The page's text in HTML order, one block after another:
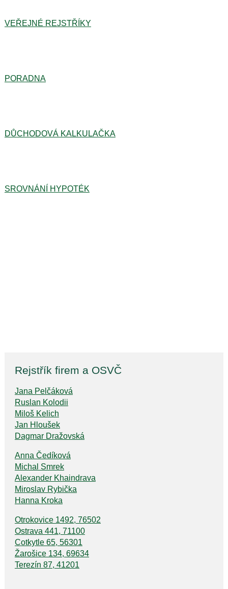
VEŘEJNÉ REJSTŘÍKY
PORADNA
DŮCHODOVÁ KALKULAČKA
SROVNÁNÍ HYPOTÉK
Rejstřík firem a OSVČ
Jana Pelčáková
Ruslan Kolodii
Miloš Kelich
Jan Hloušek
Dagmar Dražovská
Anna Čedíková
Michal Smrek
Alexander Khaindrava
Miroslav Rybička
Hanna Kroka
Otrokovice 1492, 76502
Ostrava 441, 71100
Cotkytle 65, 56301
Žarošice 134, 69634
Terezín 87, 41201